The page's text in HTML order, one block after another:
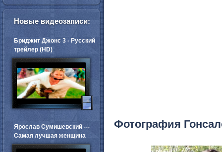
Фотография
Новые видеозаписи:
Бриджит Джонс 3 - Русский
трейлер (HD)
Ярослав Сумишевский ---
Самая лучшая женщина